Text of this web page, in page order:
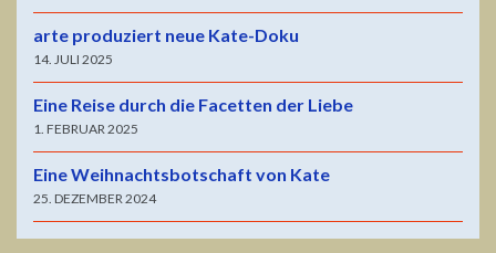
arte produziert neue Kate-Doku
14. JULI 2025
Eine Reise durch die Facetten der Liebe
1. FEBRUAR 2025
Eine Weihnachtsbotschaft von Kate
25. DEZEMBER 2024